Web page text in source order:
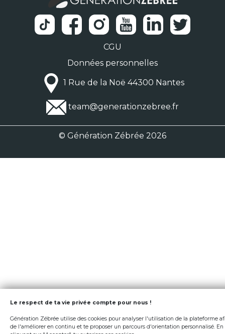
CGU
Données personnelles
1 Rue de la Noë 44300 Nantes
team@generationzebree.fr
© Génération Zébrée 2026
Le respect de ta vie privée compte pour nous !
Génération Zébrée utilise des cookies pour analyser l'utilisation de la plateforme
de l'améliorer en continu et te proposer un parcours d'orientation personnalisé. En